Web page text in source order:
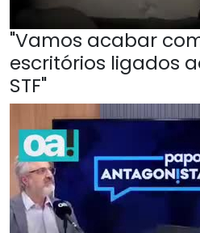
"Vamos acabar
escritórios ligados
STF"